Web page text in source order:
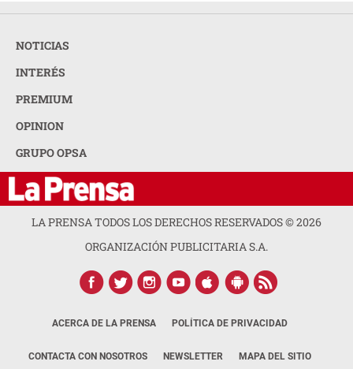
NOTICIAS
INTERÉS
PREMIUM
OPINION
GRUPO OPSA
LA PRENSA TODOS LOS DERECHOS RESERVADOS ©2026
ORGANIZACIÓN PUBLICITARIA S.A.
ACERCA DE LA PRENSA POLÍTICA DE PRIVACIDAD
CONTACTA CON NOSOTROS NEWSLETTER MAPA DEL SITIO